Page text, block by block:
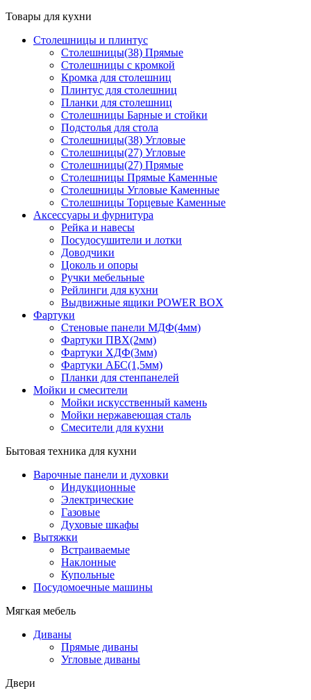
Товары для кухни
Столешницы и плинтус
Столешницы(38) Прямые
Столешницы с кромкой
Кромка для столешниц
Плинтус для столешниц
Планки для столешниц
Столешницы Барные и стойки
Подстолья для стола
Столешницы(38) Угловые
Столешницы(27) Угловые
Столешницы(27) Прямые
Столешницы Прямые Каменные
Столешницы Угловые Каменные
Столешницы Торцевые Каменные
Аксессуары и фурнитура
Рейка и навесы
Посудосушители и лотки
Доводчики
Цоколь и опоры
Ручки мебельные
Рейлинги для кухни
Выдвижные ящики POWER BOX
Фартуки
Стеновые панели МДФ(4мм)
Фартуки ПВХ(2мм)
Фартуки ХДФ(3мм)
Фартуки АБС(1,5мм)
Планки для стенпанелей
Мойки и смесители
Мойки искусственный камень
Мойки нержавеющая сталь
Смесители для кухни
Бытовая техника для кухни
Варочные панели и духовки
Индукционные
Электрические
Газовые
Духовые шкафы
Вытяжки
Встраиваемые
Наклонные
Купольные
Посудомоечные машины
Мягкая мебель
Диваны
Прямые диваны
Угловые диваны
Двери